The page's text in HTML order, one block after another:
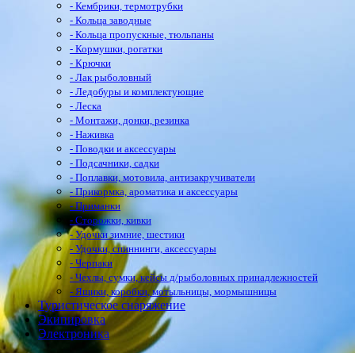
- Кембрики, термотрубки
- Кольца заводные
- Кольца пропускные, тюльпаны
- Кормушки, рогатки
- Крючки
- Лак рыболовный
- Ледобуры и комплектующие
- Леска
- Монтажи, донки, резинка
- Наживка
- Поводки и аксессуары
- Подсачники, садки
- Поплавки, мотовила, антизакручиватели
- Прикормка, ароматика и аксессуары
- Приманки
- Сторожки, кивки
- Удочки зимние, шестики
- Удочки, спиннинги, аксессуары
- Черпаки
- Чехлы, сумки, кейсы д/рыболовных принадлежностей
- Ящики, коробки, мотыльницы, мормышницы
Туристическое снаряжение
Экипировка
Электроника